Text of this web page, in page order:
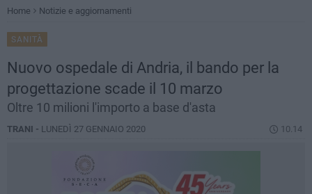
Home Notizie e aggiornamenti
SANITÀ
Nuovo ospedale di Andria, il bando per la
progettazione scade il 10 marzo
Oltre 10 milioni l'importo a base d'asta
TRANI - LUNEDÌ 27 GENNAIO 2020 10.14